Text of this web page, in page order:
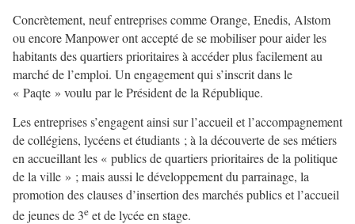
Concrètement, neuf entreprises comme Orange, Enedis, Alstom
ou encore Manpower ont accepté de se mobiliser pour aider les
habitants des quartiers prioritaires à accéder plus facilement au
marché de l’emploi. Un engagement qui s’inscrit dans le
« Paqte » voulu par le Président de la République.
Les entreprises s’engagent ainsi sur l’accueil et l’accompagnement
de collégiens, lycéens et étudiants ; à la découverte de ses métiers
en accueillant les « publics de quartiers prioritaires de la politique
de la ville » ; mais aussi le développement du parrainage, la
promotion des clauses d’insertion des marchés publics et l’accueil
de jeunes de 3e et de lycée en stage.